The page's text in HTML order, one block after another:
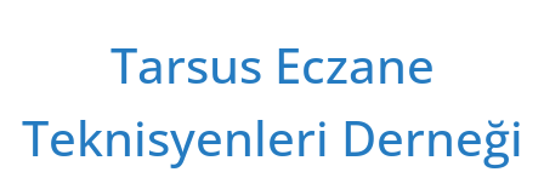
Tarsus Eczane
Teknisyenleri Derneği